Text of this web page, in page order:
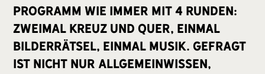
Programm wie immer mit 4 Runden:
Zweimal kreuz und quer, einmal
Bilderrätsel, einmal Musik. Gefragt
ist nicht nur Allgemeinwissen,